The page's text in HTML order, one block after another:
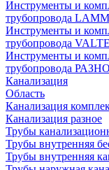
Инструменты и
трубопровода
Инструменты и
трубопровода
Инструменты и
трубопровода
Канализация
Область
Канализация
Канализация разное
Трубы
Трубы внутренняя
Трубы внутренняя